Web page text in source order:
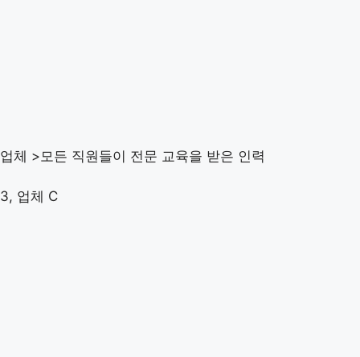
업체 >모든 직원들이 전문 교육을 받은 인력
3, 업체 C